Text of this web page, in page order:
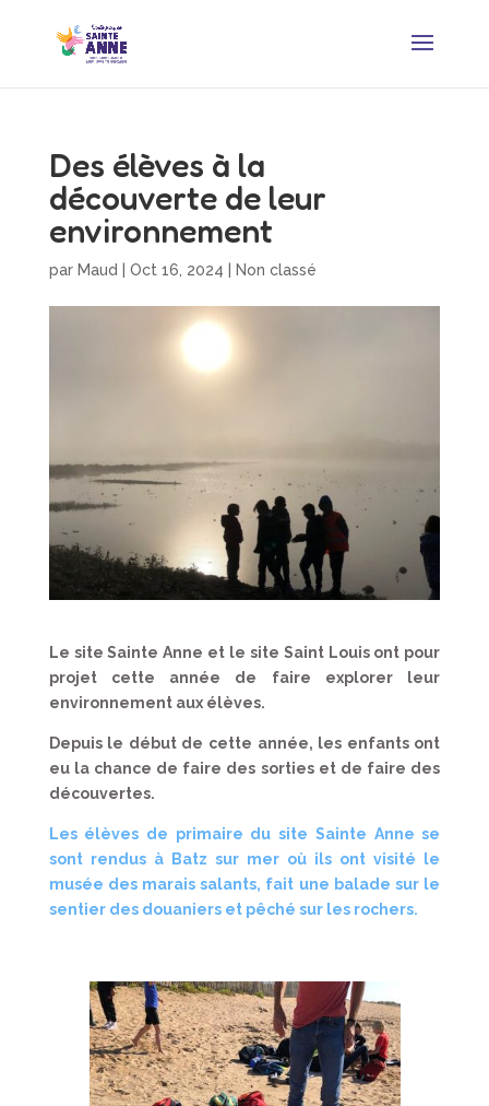
Des élèves à la
découverte de leur
environnement
par Maud Oct 16, 2024 Non classé
Le site Sainte Anne et le site Saint Louis ont pour
projet cette année de faire explorer leur
environnement aux élèves.
Depuis le début de cette année, les enfants ont
eu la chance de faire des sorties et de faire des
découvertes.
Les élèves de primaire du site Sainte Anne se
sont rendus à Batz sur mer où ils ont visité le
musée des marais salants, fait une balade sur le
sentier des douaniers et pêché sur les rochers.